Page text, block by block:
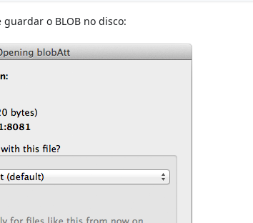
o BLOB no disco: